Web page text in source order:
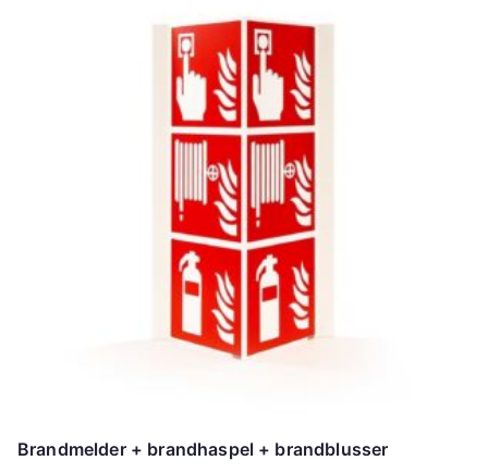
Brandmelder + brandhaspel + brandblusser